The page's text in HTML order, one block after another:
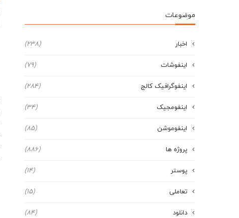
موضوعات
اخبار (238)
اینفوشات (79)
اینفوگرافیک کالج (284)
اینفومجیک (34)
اینفوموشن (85)
پروژه ها (886)
پوستر (14)
تعاملی (15)
دانلود (84)